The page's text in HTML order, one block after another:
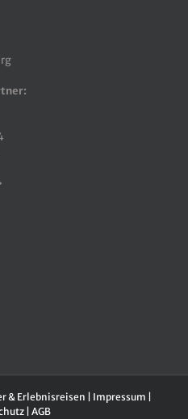
& Erlebnisreisen | Impressum
| AGB